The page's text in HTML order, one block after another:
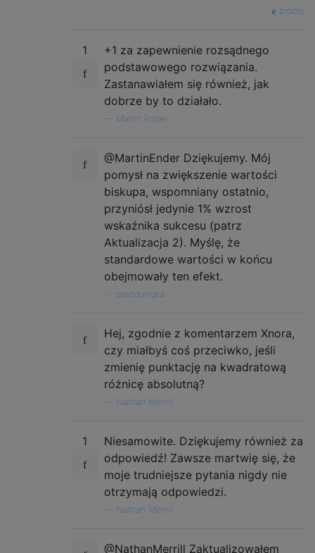
źródło
1
+1 za zapewnienie rozsądnego
podstawowego rozwiązania.
Zastanawiałem się również, jak
dobrze by to działało.
Martin Ender
@MartinEnder Dziękujemy. Mój
pomysł na zwiększenie wartości
biskupa, wspomniany ostatnio,
przyniósł jedynie 1% wzrost
wskaźnika sukcesu (patrz
Aktualizacja 2). Myślę, że
standardowe wartości w końcu
obejmowały ten efekt.
seshoumara
Hej, zgodnie z komentarzem Xnora,
czy miałbyś coś przeciwko, jeśli
zmienię punktację na kwadratową
różnicę absolutną?
Nathan Merrill
1
Niesamowite. Dziękujemy również za
odpowiedź! Zawsze martwię się, że
moje trudniejsze pytania nigdy nie
otrzymają odpowiedzi.
Nathan Merrill
@NathanMerrill Zaktualizowałem